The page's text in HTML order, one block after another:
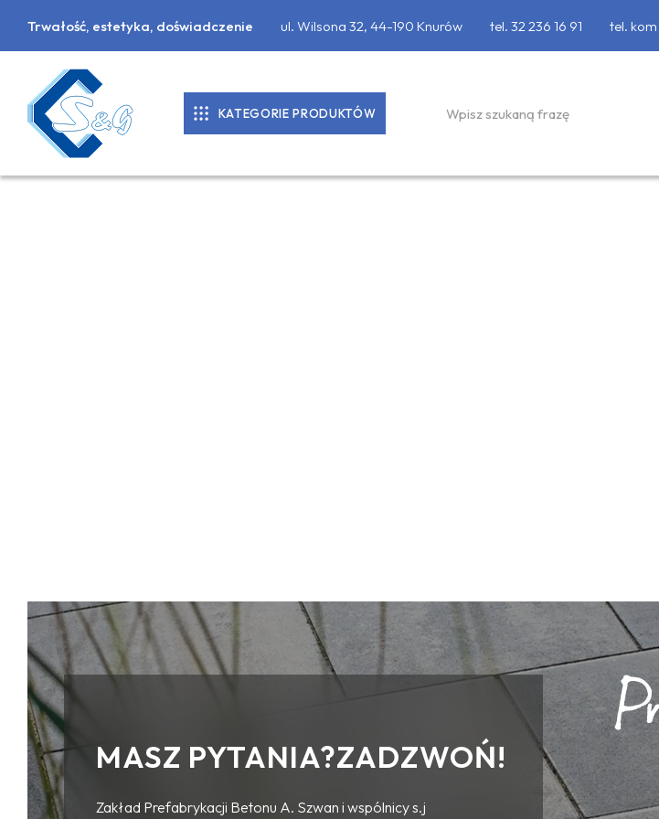
Trwałość, estetyka, doświadczenie ul. Wilsona 32, 44-190 Knurów tel. 32 236 16 91 tel. kom
KATEGORIE PRODUKTÓW
ŚRODKI CZYSZCZĄCE I BARWIĄCE
ASORTYMENT NA INDYWIDUALNE
ZAMÓWIENIA
MOBILNE SPA WIKI SAUNA-BALIA
MASZ PYTANIA?ZADZWOŃ!
Zakład Prefabrykacji Betonu A. Szwan i wspólnicy s.j